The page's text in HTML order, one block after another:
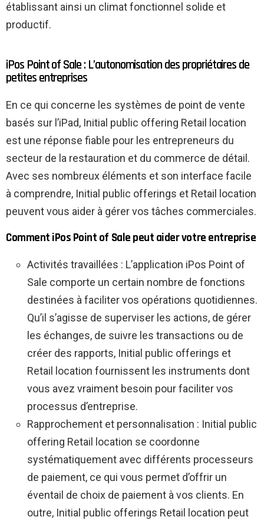
établissant ainsi un climat fonctionnel solide et
productif.
iPos Point of Sale : L’autonomisation des propriétaires de
petites entreprises
En ce qui concerne les systèmes de point de vente
basés sur l’iPad, Initial public offering Retail location
est une réponse fiable pour les entrepreneurs du
secteur de la restauration et du commerce de détail.
Avec ses nombreux éléments et son interface facile
à comprendre, Initial public offerings et Retail location
peuvent vous aider à gérer vos tâches commerciales.
Comment iPos Point of Sale peut aider votre entreprise
Activités travaillées : L’application iPos Point of
Sale comporte un certain nombre de fonctions
destinées à faciliter vos opérations quotidiennes.
Qu’il s’agisse de superviser les actions, de gérer
les échanges, de suivre les transactions ou de
créer des rapports, Initial public offerings et
Retail location fournissent les instruments dont
vous avez vraiment besoin pour faciliter vos
processus d’entreprise.
Rapprochement et personnalisation : Initial public
offering Retail location se coordonne
systématiquement avec différents processeurs
de paiement, ce qui vous permet d’offrir un
éventail de choix de paiement à vos clients. En
outre, Initial public offerings Retail location peut